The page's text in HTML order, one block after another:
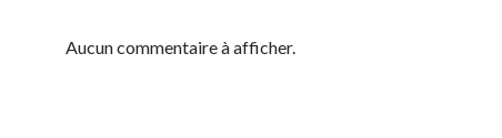
Aucun commentaire à afficher.